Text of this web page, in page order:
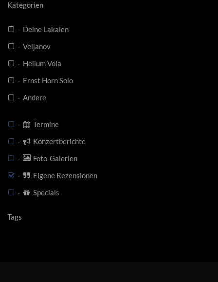
Kategorien
- Deine Lakaien
- Veljanov
- Helium Vola
- Ernst Horn Solo
- Andere
-
Termine
-
Konzertberichte
-
Foto-Galerien
-
Eigene Rezensionen
-
Specials
Tags